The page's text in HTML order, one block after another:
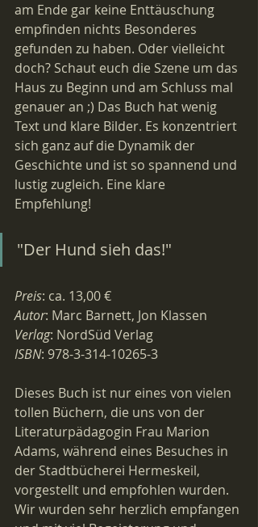
am Ende gar keine Enttäuschung
empfinden nichts Besonderes
gefunden zu haben. Oder vielleicht
doch? Schaut euch die Szene um das
Haus zu Beginn und am Schluss mal
genauer an ;) Das Buch hat wenig
Text und klare Bilder. Es konzentriert
sich ganz auf die Dynamik der
Geschichte und ist so spannend und
lustig zugleich. Eine klare
Empfehlung!
"Der Hund sieh das!"
Preis: ca. 13,00 €
Autor: Marc Barnett, Jon Klassen
Verlag: NordSüd Verlag
ISBN: 978-3-314-10265-3
Dieses Buch ist nur eines von vielen
tollen Büchern, die uns von der
Literaturpädagogin Frau Marion
Adams, während eines Besuches in
der Stadtbücherei Hermeskeil,
vorgestellt und empfohlen wurden.
Wir wurden sehr herzlich empfangen